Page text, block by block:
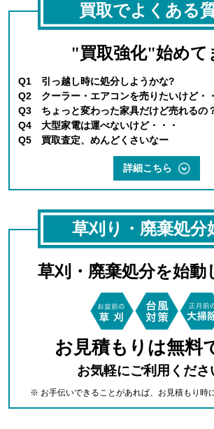
買取でよくある
"買取強化"始めて
Q1 引っ越し時に処分しようかな?
Q2 クーラー・エアコンを売りたいけど・
Q3 ちょっと変わった家具だけど売れるの
Q4 大型家電は運べないけど・・・
Q5 買取査定、めんどくさいなー
詳細こちら
草刈り・廃棄処分
草刈・廃棄処分を始動
お見積もりは無料
お気軽にご利用くださ
※ お手伝いできることがあれば、お見積もり時